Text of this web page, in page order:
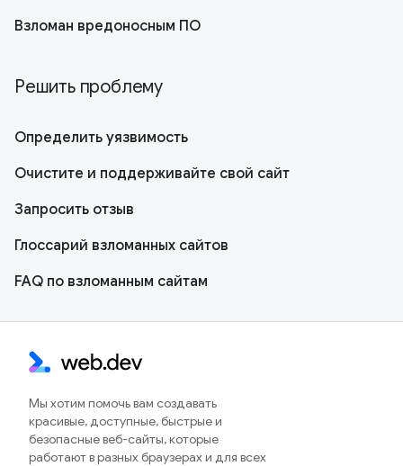
Взломан вредоносным ПО
Решить проблему
Определить уязвимость
Очистите и поддерживайте свой сайт
Запросить отзыв
Глоссарий взломанных сайтов
FAQ по взломанным сайтам
Мы хотим помочь вам создавать
красивые, доступные, быстрые и
безопасные веб-сайты, которые
работают в разных браузерах и для всех